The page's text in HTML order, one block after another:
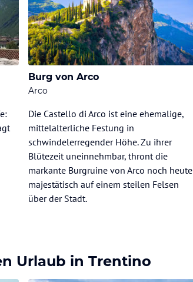
Burg von Arco
Arco
Die Castello di Arco ist eine ehemalige,
mittelalterliche Festung in
schwindelerregender Höhe. Zu ihrer
Blütezeit uneinnehmbar, thront die
markante Burgruine von Arco noch heute
majestätisch auf einem steilen Felsen
über der Stadt.
Urlaub in Trentino